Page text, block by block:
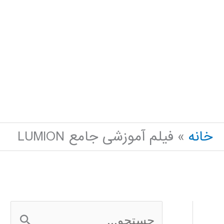
خانه
فیلم آموزشی جامع LUMION